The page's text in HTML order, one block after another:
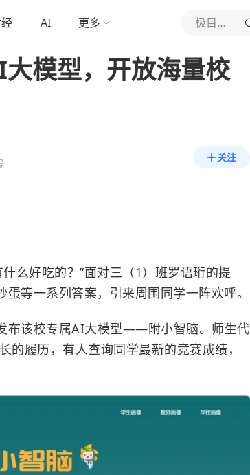
AI 更多 极目新闻
模型，开放海量校
关注
么好吃的？”面对三（1）班罗语珩的提
等一系列答案，引来周围同学一阵欢呼。
布该校专属AI大模型——附小智脑。师生代
履历，有人查询同学最新的竞赛成绩，